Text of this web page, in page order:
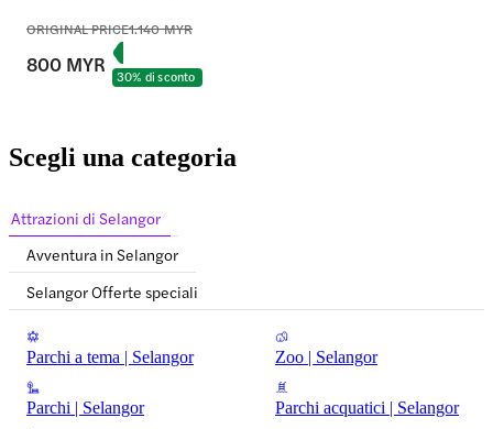
ORIGINAL PRICE1.140 MYR
800 MYR 30% di sconto
Scegli una categoria
Attrazioni di Selangor
Avventura in Selangor
Selangor Offerte speciali
Parchi a tema | Selangor Zoo | Selangor
Parchi | Selangor Parchi acquatici | Selangor